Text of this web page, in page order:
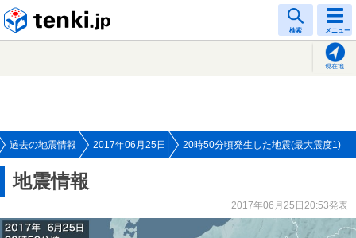
検索 メニュー
現在地
過去の地震情報 2017年06月25日 20時50分頃発生した地震(最大震度1)
地震情報
2017年06月25日20:53発表